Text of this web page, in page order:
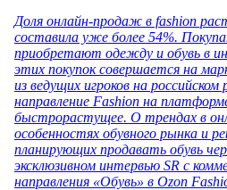
Доля онлайн-продаж в fashion
составила уже более 54%.
приобретают одежду и обувь в
этих покупок совершается на
из ведущих игроков на
направление Fashion на
быстрорастущее. О трендах в
особенностях обувного рынка и
планирующих продавать обувь
эксклюзивном интервью SR с
направления «Обувь» в Ozon